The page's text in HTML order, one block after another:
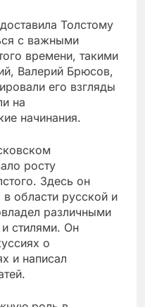
Толстому
с важными
времени, такими
Валерий Брюсов,
его взгляды
на
начинания.
росту
Здесь он
области русской и
различными
стилями. Он
о
и написал